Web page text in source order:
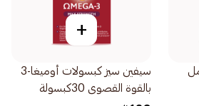
+
سيفين سيز كبسولات أوميغا-3
بالقوة القصوى 30كبسولة